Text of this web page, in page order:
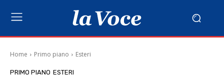
Home Primo piano Esteri
PRIMO PIANO ESTERI